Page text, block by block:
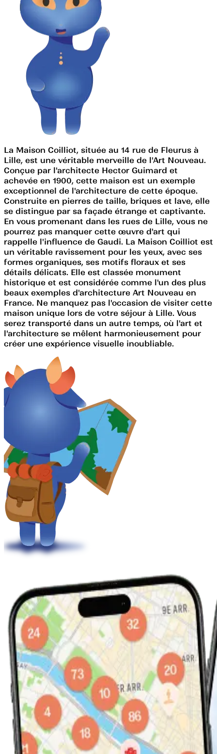
La Maison Coilliot, située au 14 rue de Fleurus à
Lille, est une véritable merveille de l'Art Nouveau.
Conçue par l'architecte Hector Guimard et
achevée en 1900, cette maison est un exemple
exceptionnel de l'architecture de cette époque.
Construite en pierres de taille, briques et lave, elle
se distingue par sa façade étrange et captivante.
En vous promenant dans les rues de Lille, vous ne
pourrez pas manquer cette œuvre d'art qui
rappelle l'influence de Gaudi. La Maison Coilliot est
un véritable ravissement pour les yeux, avec ses
formes organiques, ses motifs floraux et ses
détails délicats. Elle est classée monument
historique et est considérée comme l'un des plus
beaux exemples d'architecture Art Nouveau en
France. Ne manquez pas l'occasion de visiter cette
maison unique lors de votre séjour à Lille. Vous
serez transporté dans un autre temps, où l'art et
l'architecture se mêlent harmonieusement pour
créer une expérience visuelle inoubliable.